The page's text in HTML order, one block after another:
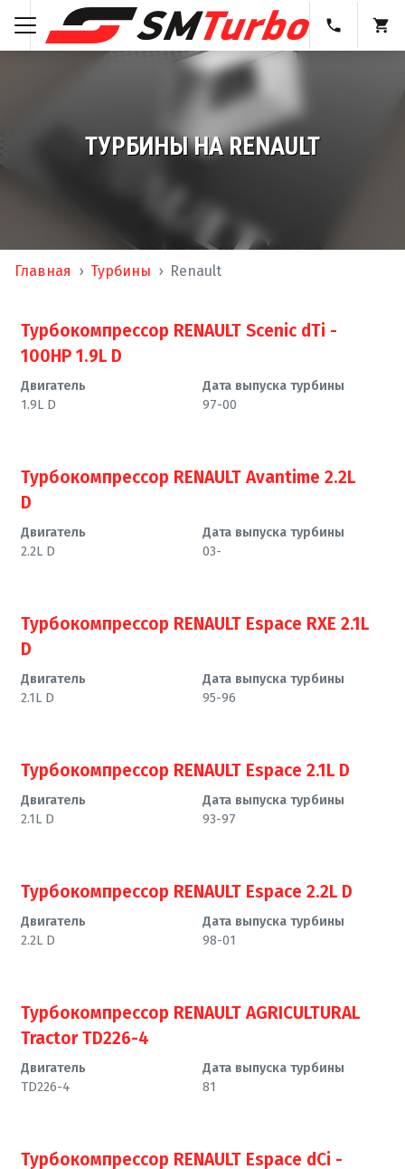
ТУРБИНЫ НА RENAULT
Главная Турбины Renault
Турбокомпрессор RENAULT Scenic dTi -
100HP 1.9L D
Двигатель
1.9L D
Дата выпуска турбины
97-00
Турбокомпрессор RENAULT Avantime 2.2L
D
Двигатель
2.2L D
Дата выпуска турбины
03-
Турбокомпрессор RENAULT Espace RXE 2.1L
D
Двигатель
2.1L D
Дата выпуска турбины
95-96
Турбокомпрессор RENAULT Espace 2.1L D
Двигатель
2.1L D
Дата выпуска турбины
93-97
Турбокомпрессор RENAULT Espace 2.2L D
Двигатель
2.2L D
Дата выпуска турбины
98-01
Турбокомпрессор RENAULT AGRICULTURAL
Tractor TD226-4
Двигатель
TD226-4
Дата выпуска турбины
81
Турбокомпрессор RENAULT Espace dCi -